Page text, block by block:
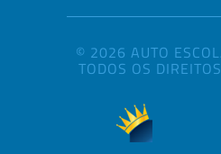
© 2026 AUTO
TODOS OS